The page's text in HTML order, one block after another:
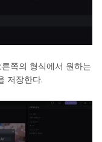
쪽의 형식에서 원하는
저장한다.